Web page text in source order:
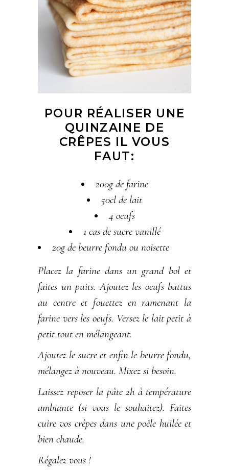
POUR RÉALISER UNE
QUINZAINE DE
CRÊPES IL VOUS
FAUT:
200g de farine
50cl de lait
4 oeufs
1 cas de sucre vanillé
20g de beurre fondu ou noisette
Placez la farine dans un grand bol et
faites un puits. Ajoutez les oeufs battus
au centre et fouettez en ramenant la
farine vers les oeufs. Versez le lait petit à
petit tout en mélangeant.
Ajoutez le sucre et enfin le beurre fondu,
mélangez à nouveau. Mixez si besoin.
Laissez reposer la pâte 2h à température
ambiante (si vous le souhaitez). Faites
cuire vos crêpes dans une poêle huilée et
bien chaude.
Régalez vous !